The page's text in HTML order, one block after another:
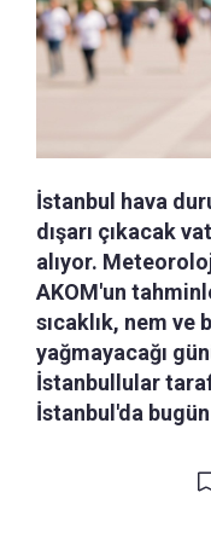
İstanbul hava
dışarı çıkacak
alıyor.
AKOM'un
sıcaklık, nem ve
yağmayacağı
İstanbullular
İstanbul'da